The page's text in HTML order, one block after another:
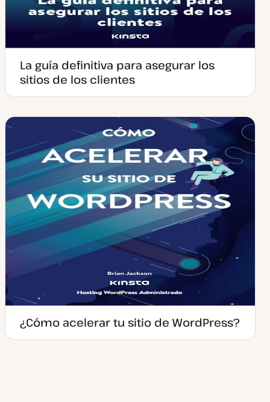
La guía definitiva para asegurar los
sitios de los clientes
¿Cómo acelerar tu sitio de WordPress?